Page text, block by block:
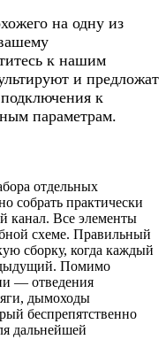
на одну из
к нашим
и предложат
к
параметрам.
отдельных
собрать практически
канал. Все элементы
схеме. Правильный
сборку, когда каждый
Помимо
— отведения
дымоходы
беспрепятственно
дальнейшей